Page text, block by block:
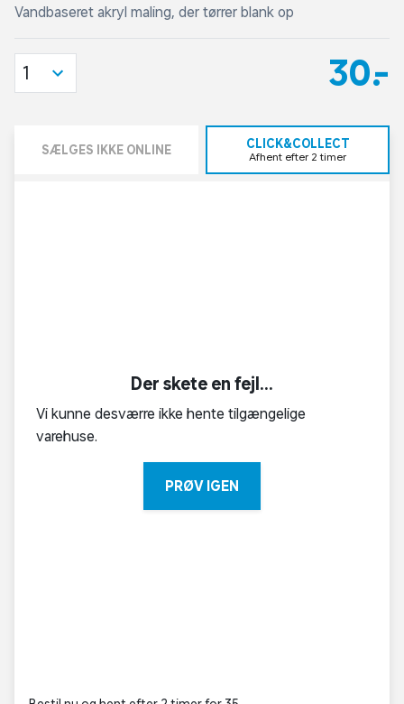
Vandbaseret akryl maling, der tørrer blank op
30,-
1
SÆLGES IKKE ONLINE CLICK&COLLECT
Afhent efter 2 timer
Der skete en fejl...
Vi kunne desværre ikke hente tilgængelige
varehuse.
PRØV IGEN